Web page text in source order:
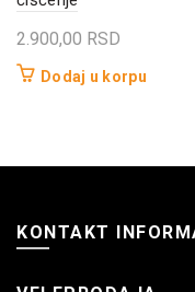
2.900,00 RSD
Dodaj u korpu
KONTAKT